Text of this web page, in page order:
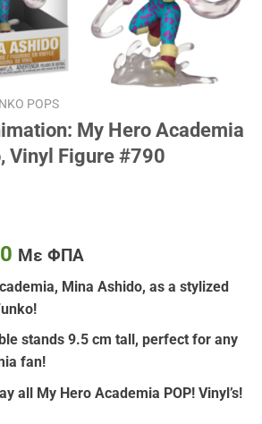
POPS
My Hero Academia
Vinyl Figure #790
Η
τρέχουσα
τιμή
είναι:
€12.00.
Με ΦΠΑ
Mina Ashido, as a stylized
stands 9.5 cm tall, perfect for any
fan!
all My Hero Academia POP! Vinyl’s!